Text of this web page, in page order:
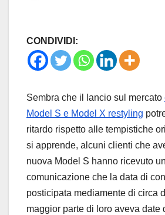
CONDIVIDI:
Sembra che il lancio sul mercato
Model S e Model X restyling
ritardo rispetto alle tempistiche
si apprende, alcuni clienti che
nuova Model S hanno ricevuto
comunicazione che la data di
posticipata mediamente di circa
maggior parte di loro aveva date